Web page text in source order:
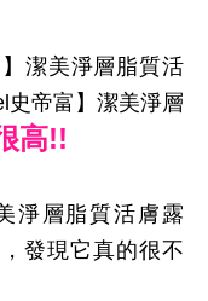
潔美淨層脂質活
史帝富】潔美淨層
高!!
淨層脂質活膚露
發現它真的很不